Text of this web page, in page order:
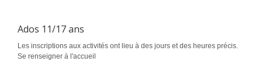
Ados 11/17 ans
Les inscriptions aux activités ont lieu à des jours et des heures précis.
Se renseigner à l'accueil